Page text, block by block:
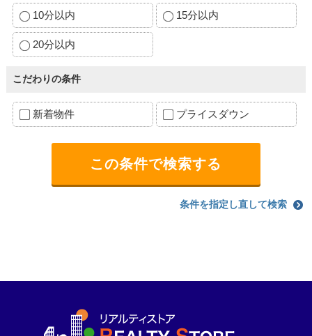
10分以内 15分以内
20分以内
こだわりの条件
新着物件 プライスダウン
条件を指定し直して検索